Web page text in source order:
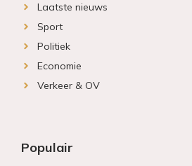
Laatste nieuws
Sport
Politiek
Economie
Verkeer & OV
Populair